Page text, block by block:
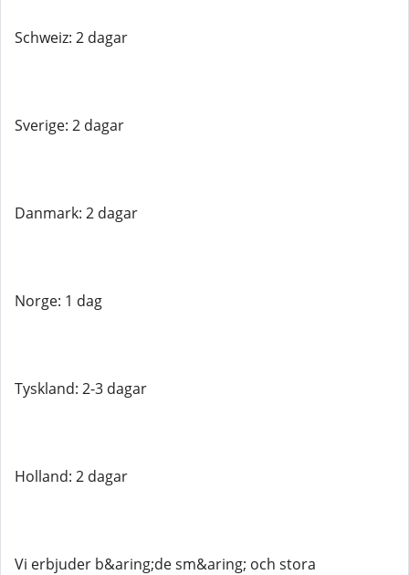
Schweiz: 2 dagar
Sverige: 2 dagar
Danmark: 2 dagar
Norge: 1 dag
Tyskland: 2-3 dagar
Holland: 2 dagar
Vi erbjuder b&aring;de sm&aring; och stora